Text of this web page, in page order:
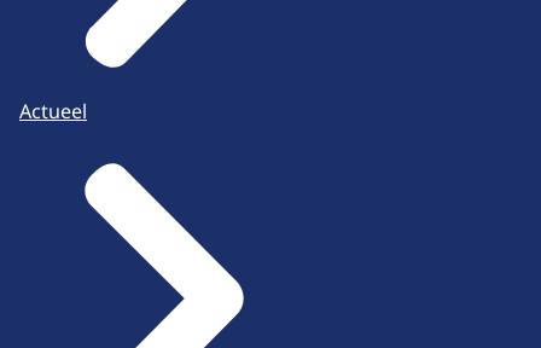
Actueel